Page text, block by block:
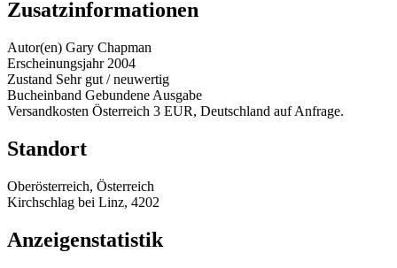
Zusatzinformationen
Autor(en) Gary Chapman
Erscheinungsjahr 2004
Zustand Sehr gut / neuwertig
Bucheinband Gebundene Ausgabe
Versandkosten Österreich 3 EUR, Deutschland auf Anfrage.
Standort
Oberösterreich, Österreich
Kirchschlag bei Linz, 4202
Anzeigenstatistik